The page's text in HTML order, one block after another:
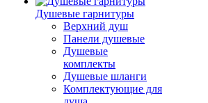
Душевые гарнитуры
Верхний душ
Панели душевые
Душевые
комплекты
Душевые шланги
Комплектующие для